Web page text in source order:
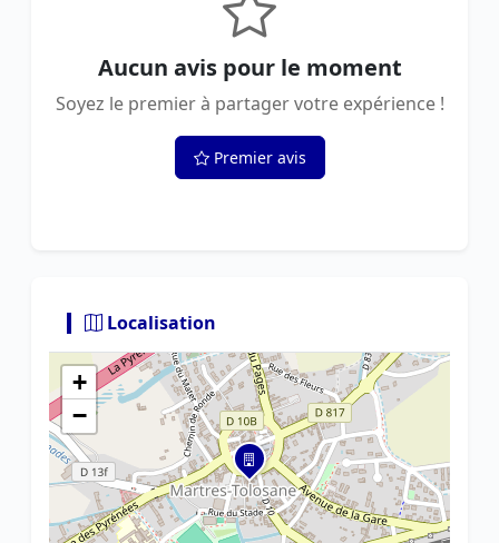
Aucun avis pour le moment
Soyez le premier à partager votre expérience !
Premier avis
Localisation
+
−